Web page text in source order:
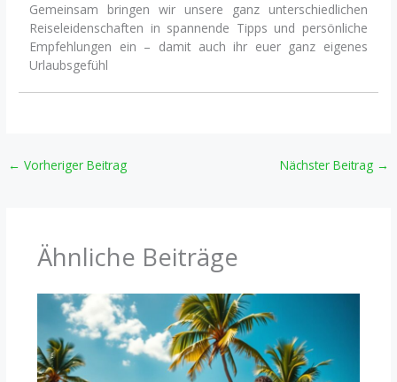
Gemeinsam bringen wir unsere ganz unterschiedlichen
Reiseleidenschaften in spannende Tipps und persönliche
Empfehlungen ein – damit auch ihr euer ganz eigenes
Urlaubsgefühl
← Vorheriger Beitrag Nächster Beitrag →
Ähnliche Beiträge